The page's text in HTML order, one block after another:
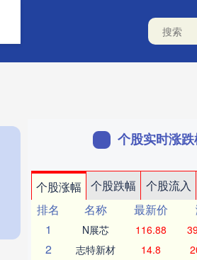
个股实时涨
个股涨幅 个股跌幅 个股流入
排名
名称 最新价
1
N展芯 116.88
2 志特新材 14.8